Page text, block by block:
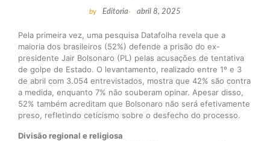
by Editoria- abril 8, 2025
Pela primeira vez, uma pesquisa Datafolha revela que a
maioria dos brasileiros (52%) defende a prisão do ex-
presidente Jair Bolsonaro (PL) pelas acusações de tentativa
de golpe de Estado. O levantamento, realizado entre 1º e 3
de abril com 3.054 entrevistados, mostra que 42% são contra
a medida, enquanto 7% não souberam opinar. Apesar disso,
52% também acreditam que Bolsonaro não será efetivamente
preso, refletindo ceticismo sobre o desfecho do processo.
Divisão regional e religiosa